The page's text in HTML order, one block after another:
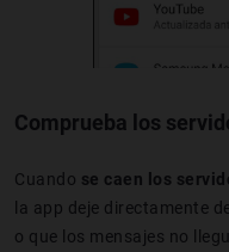
Comprueba los
Cuando se caen los
la app deje directamente
o que los mensajes no